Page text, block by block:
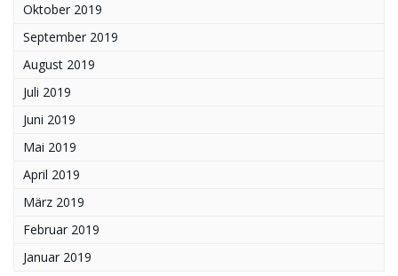
Oktober 2019
September 2019
August 2019
Juli 2019
Juni 2019
Mai 2019
April 2019
März 2019
Februar 2019
Januar 2019